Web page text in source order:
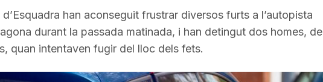
t
han aconseguit frustrar diversos furts a l’autopista
durant la passada matinada, i han detingut dos homes, de
quan intentaven fugir del lloc dels fets.